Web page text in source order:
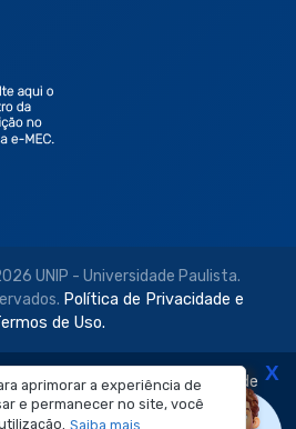
aprimorar a experiência de
e permanecer no site, você
Saiba mais
UNIP - Universidade Paulista.
Política de Privacidade e
de Uso.
disponibilizadas neste site são de
do Sistema de Ensino Objetivo e
X